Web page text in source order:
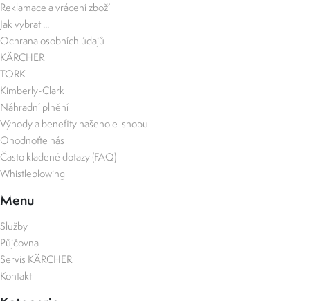
Reklamace a vrácení zboží
Jak vybrat ...
Ochrana osobních údajů
KÄRCHER
TORK
Kimberly-Clark
Náhradní plnění
Výhody a benefity našeho e-shopu
Ohodnoťte nás
Často kladené dotazy (FAQ)
Whistleblowing
Menu
Služby
Půjčovna
Servis KÄRCHER
Kontakt